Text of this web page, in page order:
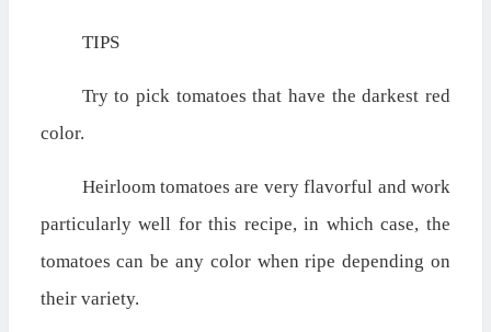
TIPS
Try to pick tomatoes that have the darkest red
color.
Heirloom tomatoes are very flavorful and work
particularly well for this recipe, in which case, the
tomatoes can be any color when ripe depending on
their variety.